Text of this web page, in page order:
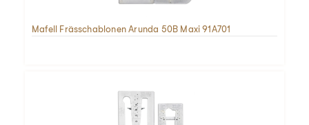
Mafell Frässchablonen Arunda 50B Maxi 91A701